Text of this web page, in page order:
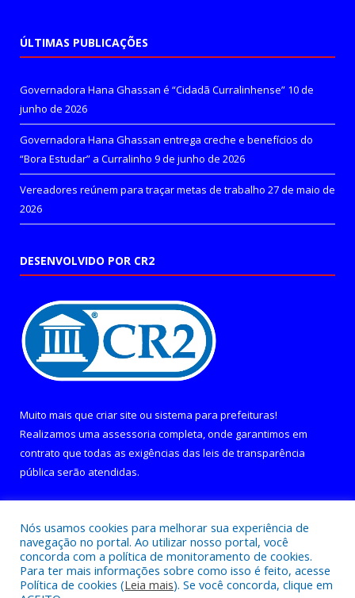
ÚLTIMAS PUBLICAÇÕES
Governadora Hana Ghassan é “Cidadã Curralinhense” 10 de
junho de 2026
Governadora Hana Ghassan entrega creche e benefícios do
“Bora Estudar” a Curralinho 9 de junho de 2026
Vereadores reúnem para traçar metas de trabalho 27 de maio de
2026
DESENVOLVIDO POR CR2
Muito mais que criar site ou sistema para prefeituras!
Realizamos uma assessoria completa, onde garantimos em
contrato que todas as exigências das leis de transparência
pública serão atendidas.
Todos os direitos reservados a Câmara Municipal de Curralinho.
Nós usamos cookies para melhorar sua experiência de
navegação no portal. Ao utilizar nosso portal, você
concorda com a política de monitoramento de cookies.
Para ter mais informações sobre como isso é feito, acesse
Política de cookies (Leia mais). Se você concorda, clique em